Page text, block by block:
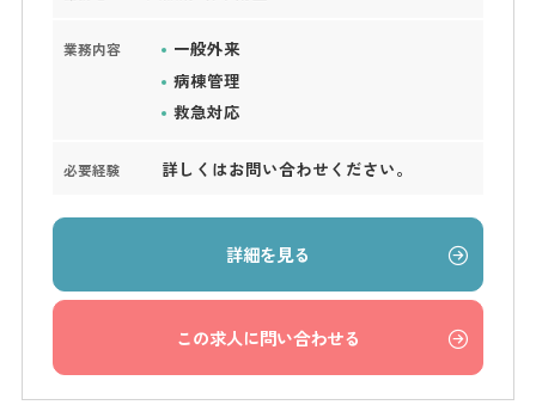
業務内容
一般外来
病棟管理
救急対応
必要経験 詳しくはお問い合わせください。
詳細を見る
この求人に問い合わせる